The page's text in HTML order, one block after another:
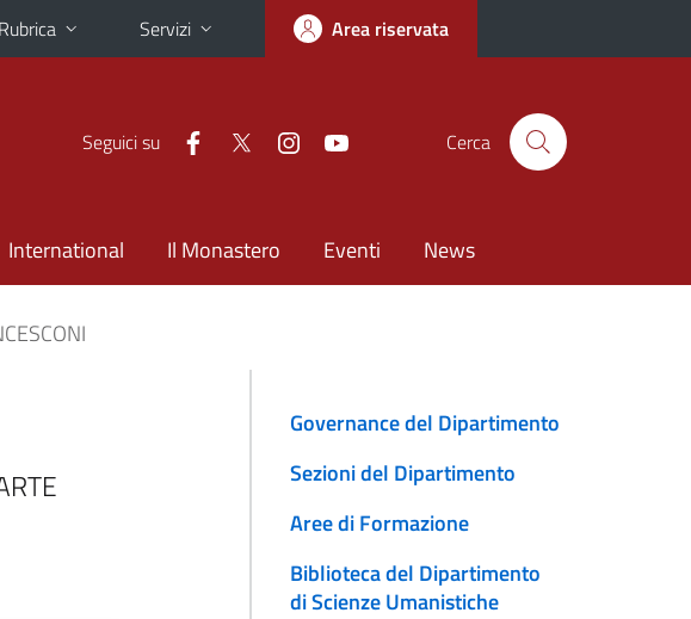
Rubrica Servizi Area riservata
Seguici su Cerca
International Il Monastero Eventi News
Governance del Dipartimento
Sezioni del Dipartimento
Aree di Formazione
Biblioteca del Dipartimento
di Scienze Umanistiche